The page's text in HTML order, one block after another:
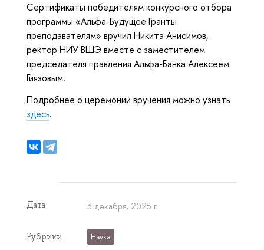
Сертификаты победителям конкурсного отбора
программы «Альфа-Будущее Гранты
преподавателям» вручил Никита Анисимов,
ректор НИУ ВШЭ вместе с заместителем
председателя правления Альфа-Банка Алексеем
Гиязовым.
Подробнее о церемонии вручения можно узнать
здесь.
Дата 3 декабря, 2025 г.
Рубрики Наука